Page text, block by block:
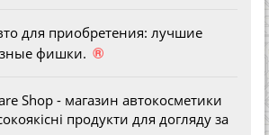
для приобретения: лучшие
фишки. ®
Shop - магазин автокосметики
продукти для догляду за